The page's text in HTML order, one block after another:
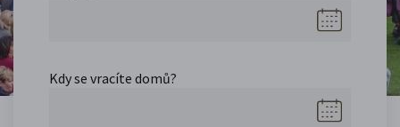
Kdy se vracíte domů?